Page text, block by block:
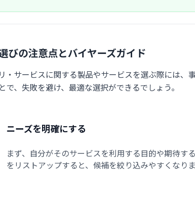
びの注意点とバイヤーズガイド
・サービスに関する製品やサービスを選ぶ際には、
で、失敗を避け、最適な選択ができるでしょう。
ニーズを明確にする
まず、自分がそのサービスを利用する目的や期待
をリストアップすると、候補を絞り込みやすくなりま